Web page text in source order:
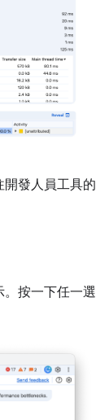
發人員工具的
按一下任一選